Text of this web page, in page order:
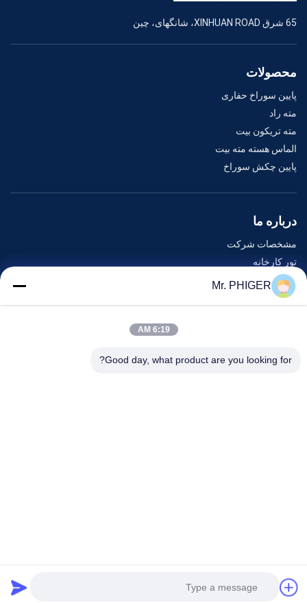
65 شرق XINHUAN ROAD، شانگهای، چین
محصولات
پایین سوراخ حفاری
مته راد
مته تریکون بیت
الماس هسته مته بیت
پایین چکش سوراخ
درباره ما
مشخصات شرکت
تور کارخانه
کنترل کیفیت
نقشه سایت
رویدادها
Mr. PHIGER
6:19 AM
Good day, what product are you looking for?